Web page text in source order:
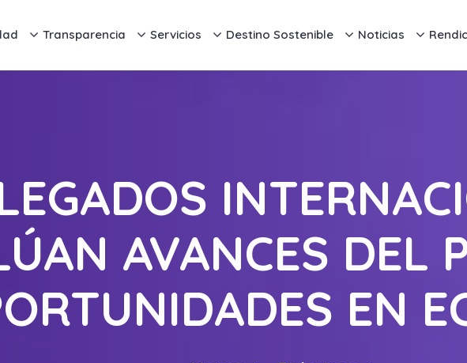
Transparencia Servicios Destino Sostenible Noticias
AVANCES DEL
EN